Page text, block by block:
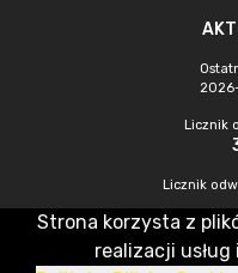
Licznik
Licznik
Strona korzysta z
realizacji